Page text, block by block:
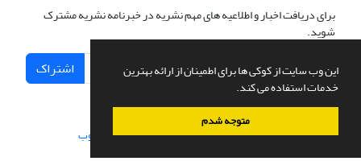
این وب سایت از کوکی ها برای اطمینان از ارائه بهترین
خدمات استفاده می کند.
متوجه شدم
برای دریافت اخبار و اطلاعیه های مهم نشریه در خبرنامه نشریه مشترک
شوید.
اشتراک
سامانه مدیریت نشریات علمی.طراحی و پیاده سازی از سیناوب